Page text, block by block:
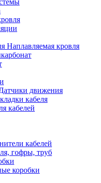
Наплавляемая кровля
движения
кабеля
кабелей
кабелей
гофры, труб
коробки